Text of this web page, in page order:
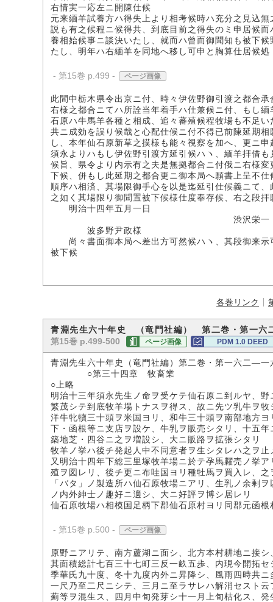
右情実一応左ニ開陳仕候
元来緬羊試養方ハ得失上より相考候時ハ充分之見込
説も有之候程ニ候得共、到底目前之得失のミ申居候
養相始候事ニ談決いたし、就而ハ曾而御聞知も被下
たし、明年ハ右緬羊を同地へ移し可申と胸算仕居候処
- 第15巻 p.499 - ページ画像
此間中栃木県令出京ニ付、時々伊佐野御引渡之都合
右様之都合ニてハ所詮当年着手ハ仕兼候ニ付、もし
石原ハ牛馬羊各種と相成、追々蕃殖候程牧場も不足
共ニ成効を誤り候哉と心配仕候ニ付不得已前陳延期
し、本年仙石原新草之摸様も能々視察を加へ、更ニ
須永よりハもし伊佐野引渡方延引候ハヽ、緬羊拝借
候旨、県令より内示有之夫是無拠都合ニ付俄ニ右様
下候、併もし此延期之都合更ニ御本局へ願書上呈不
順序ハ相済、其場限御手心を以是迄延引仕候義ニて
之如く其場限り御聞置被下候様仕度奉存候、右之段
明治十四年五月一日
渋沢栄一
波多野尹政様
尚々書面御本局へ差出方可然候ハヽ、其段御来示
被下候
各巻リンク
青淵先生六十年史 （竜門社編） 第二巻・第一
第15巻 p.499-500 ページ画像 PDM 1.0 DEED
青淵先生六十年史（竜門社編）第二巻・第一六二―
○第三十四章 牧畜業
○上略
明治十三年須永先生ノ命ヲ受ケテ仙石原ニ到ルヤ、
繁茂シテ到底牧羊場トナスヲ得ス、故ニ先ツ乳牛ヲ
洋牛牝犢三十頭ヲ米国ヨリ、和牛三十頭ヲ南部地方
下・函根等ニ支店ヲ設ケ、牛乳ヲ販売シタリ、十五
築地芝・四谷ニ之ヲ増設シ、大ニ販路ヲ拡張シタリ
牧羊ノ挙ハ後チ発起人中不同意者ヲ生シタレハ之ヲ
又明治十四年下総三里塚牧羊場ニ於テ孕馬糶売ノ挙
殖ヲ図レリ、後チ更ニ布哇国ヨリ種牡馬ヲ買入レ、
「バタ」ノ製造所ハ仙石原牧場ニアリ、生乳ノ余剰
ノ内外紳士ノ趣好ニ適シ、大ニ好評ヲ博シ居レリ
仙石原牧場ハ相模国足柄下郡仙石原村ヨリ同郡元函根
- 第15巻 p.500 - ページ画像
原野ニアリテ、南方蘆湖ニ面シ、北方本村耕地ニ接
其面積総計七百三十七町三反一畝五歩、内現今開拓
季華氏九十度、冬十九度内外ニ昇降シ、風雨四時共
一尺乃至二尺ニシテ、三月ニ至ラサレハ解消セスト
薊等ヲ混生ス、四月中旬発芽シ十一月上旬枯化ス、